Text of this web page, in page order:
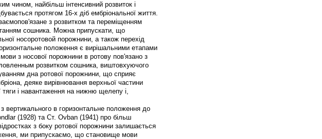
чином, найбільш інтенсивний розвиток і
протягом 16-х діб ембріональної життя.
з розвитком та переміщенням
сошника. Можна припускати, що
носоротовой порожнини, а також перехід
положення є вирішальними етапами
з носової порожнини в ротову пов'язано з
розвитком сошника, виштовхуючого
дна ротової порожнини, що сприяє
деяке вирівнювання верхньої частини
і навантаження на нижню щелепу і,
з вертикального в горизонтальне положення до
(1928) та Ст. Ovban (1941) про більш
з боку ротової порожнини залишається
ми припускаємо, що становище мови